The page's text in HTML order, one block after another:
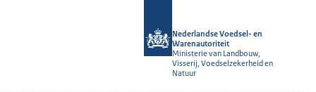
Nederlandse Voedsel- en
Warenautoriteit
Ministerie van Landbouw,
Visserij, Voedselzekerheid en
Natuur